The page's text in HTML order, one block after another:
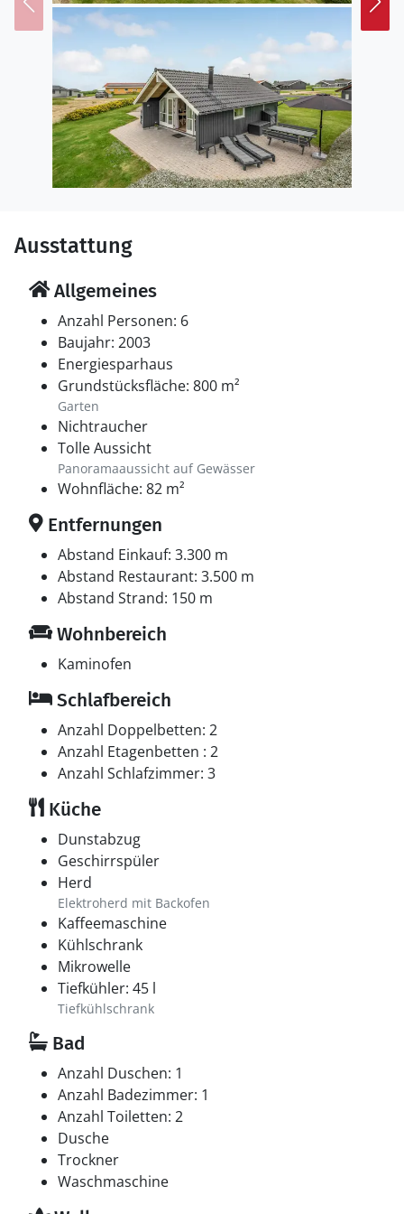
Sønderborg Schloss. In Sønderborg können Sie auch
fantastisch bummeln und einkaufen und an der
wunderschönen Uferpromenade spazieren gehen.
Ausstattung
Allgemeines
Anzahl Personen: 6
Baujahr: 2003
Energiesparhaus
Grundstücksfläche: 800 m²
Garten
Nichtraucher
Tolle Aussicht
Panoramaaussicht auf Gewässer
Wohnfläche: 82 m²
Entfernungen
Abstand Einkauf: 3.300 m
Abstand Restaurant: 3.500 m
Abstand Strand: 150 m
Wohnbereich
Kaminofen
Schlafbereich
Anzahl Doppelbetten: 2
Anzahl Etagenbetten : 2
Anzahl Schlafzimmer: 3
Küche
Dunstabzug
Geschirrspüler
Herd
Elektroherd mit Backofen
Kaffeemaschine
Kühlschrank
Mikrowelle
Tiefkühler: 45 l
Tiefkühlschrank
Bad
Anzahl Duschen: 1
Anzahl Badezimmer: 1
Anzahl Toiletten: 2
Dusche
Trockner
Waschmaschine